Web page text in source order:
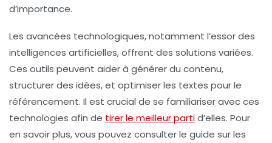
d’importance.
Les avancées technologiques, notamment l’essor des
intelligences artificielles, offrent des solutions variées.
Ces outils peuvent aider à générer du contenu,
structurer des idées, et optimiser les textes pour le
référencement. Il est crucial de se familiariser avec ces
technologies afin de tirer le meilleur partid’elles. Pour
en savoir plus, vous pouvez consulter le guide sur les